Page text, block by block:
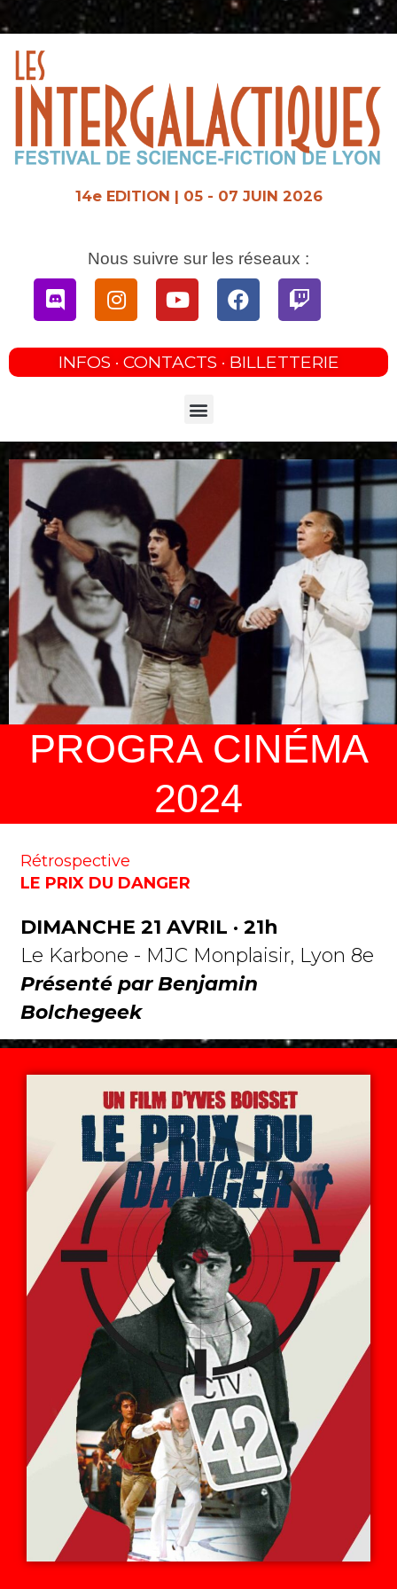
au
14e EDITION | 05 - 07 JUIN 2026
Nous suivre sur les réseaux :
DiscordInstagramYoutubeFacebookTwitch
INFOS · CONTACTS · BILLETTERIE
Menu
PROGRA CINÉMA
2024
Rétrospective
LE PRIX DU DANGER
DIMANCHE 21 AVRIL · 21h
Le Karbone - MJC Monplaisir, Lyon 8e
Présenté par Benjamin
Bolchegeek